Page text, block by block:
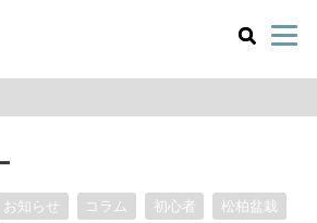
お知らせ コラム 初心者 松柏盆栽